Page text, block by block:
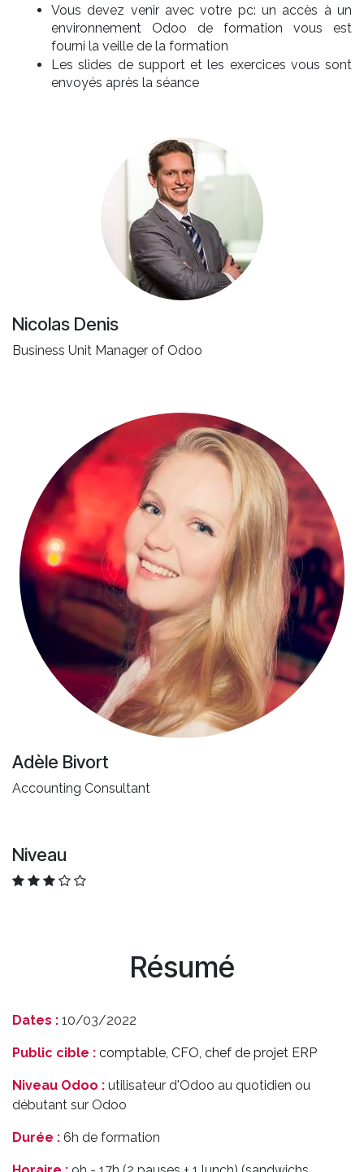
Vous devez venir avec votre pc: un accès à un
environnement Odoo de formation vous est
fourni la veille de la formation
Les slides de support et les exercices vous sont
envoyés après la séance
Nicolas Denis
Business Unit Manager of Odoo
Adèle Bivort
Accounting Consultant
Niveau
Résumé
Dates : 10/03/2022
Public cible : comptable, CFO, chef de projet ERP
Niveau Odoo : utilisateur d'Odoo au quotidien ou
débutant sur Odoo
Durée : 6h de formation